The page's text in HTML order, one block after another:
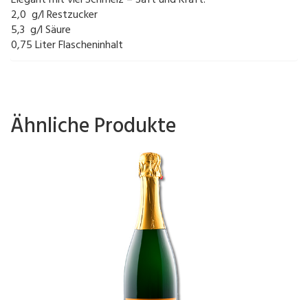
2,0 g/l Restzucker
5,3 g/l Säure
0,75 Liter Flascheninhalt
Ähnliche Produkte